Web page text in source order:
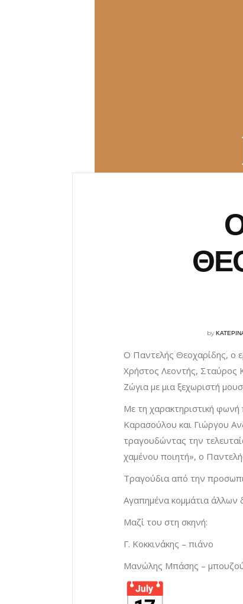
by
Ο Παντελής Θεοχαρίδης, ο
Χρήστος Λεοντής, Σταύρος
Ζώγια με μια ξεχωριστή
Με τη χαρακτηριστική
Καρασούλου και Γιώργου
τραγουδώντας την
χαμένου ποιητή», ο
Τραγούδια από την
Αγαπημένα κομμάτια άλλων
Μαζί του στη σκηνή:
Γ. Κοκκινάκης – πιάνο
Μανώλης Μπάσης –